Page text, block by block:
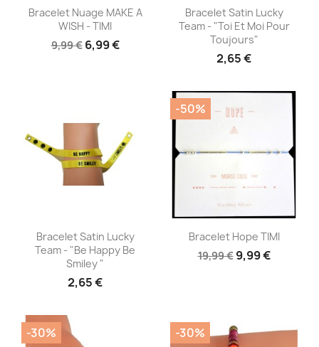
Aperçu rapide
Bracelet Nuage MAKE A
WISH - TIMI
9,99 € 6,99 €
Aperçu rapide
Bracelet Satin Lucky
Team - "Toi Et Moi Pour
Toujours"
2,65 €
Aperçu rapide
Bracelet Satin Lucky
Team - "Be Happy Be
Smiley "
2,65 €
Aperçu rapide
Bracelet Hope TIMI
19,99 € 9,99 €
-50%
-30% -30%